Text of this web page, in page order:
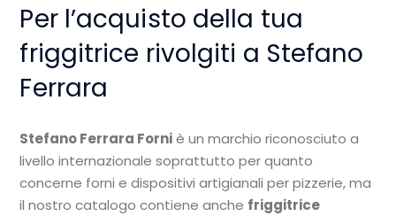
Per l’acquisto della tua
friggitrice rivolgiti a Stefano
Ferrara
Stefano Ferrara Forniè un marchio riconosciuto a
livello internazionale soprattutto per quanto
concerne forni e dispositivi artigianali per pizzerie, ma
il nostro catalogo contiene anche friggitrice